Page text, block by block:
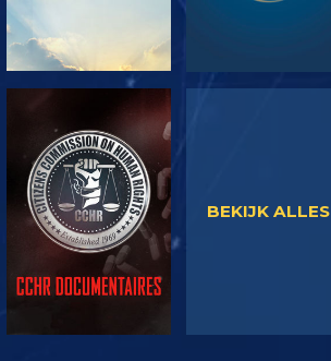
KIJK
BEKIJK ALLES